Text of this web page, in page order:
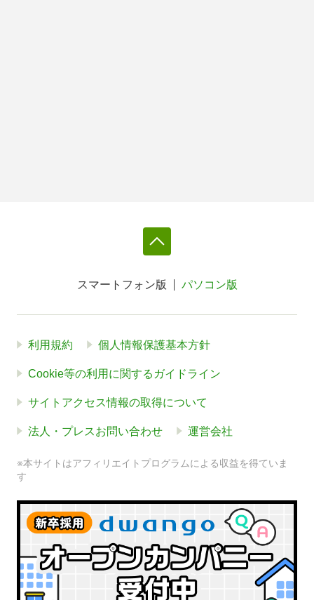
スマートフォン版 パソコン版
利用規約 個人情報保護基本方針
Cookie等の利用に関するガイドライン
サイトアクセス情報の取得について
法人・プレスお問い合わせ 運営会社
※本サイトはアフィリエイトプログラムによる収益を得ていま
す